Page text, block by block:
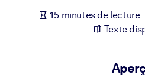
Alimentez vos systèmes d'IA
structurées pour améliorer les
15 minutes de lecture
Texte